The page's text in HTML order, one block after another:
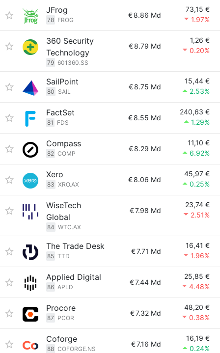
JFrog
78 FROG
€8.86 Md
73,15 €
1.97%
360 Security
Technology
79 601360.SS
€8.79 Md
1,26 €
0.20%
SailPoint
80 SAIL
€8.75 Md
15,44 €
2.53%
FactSet
81 FDS
€8.55 Md
240,63 €
1.29%
Compass
82 COMP
€8.29 Md
11,10 €
6.92%
Xero
83 XRO.AX
€8.06 Md
45,97 €
0.25%
WiseTech
Global
84 WTC.AX
€7.98 Md
23,74 €
2.51%
The Trade Desk
85 TTD
€7.71 Md
16,41 €
1.96%
Applied Digital
86 APLD
€7.44 Md
25,85 €
4.48%
Procore
87 PCOR
€7.32 Md
48,20 €
0.38%
Coforge
88 COFORGE.NS
€7.16 Md
16,19 €
0.24%